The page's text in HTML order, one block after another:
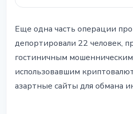
Еще одна часть операции
депортировали 22 человек,
гостиничным
использовавшим
азартные сайты для обмана